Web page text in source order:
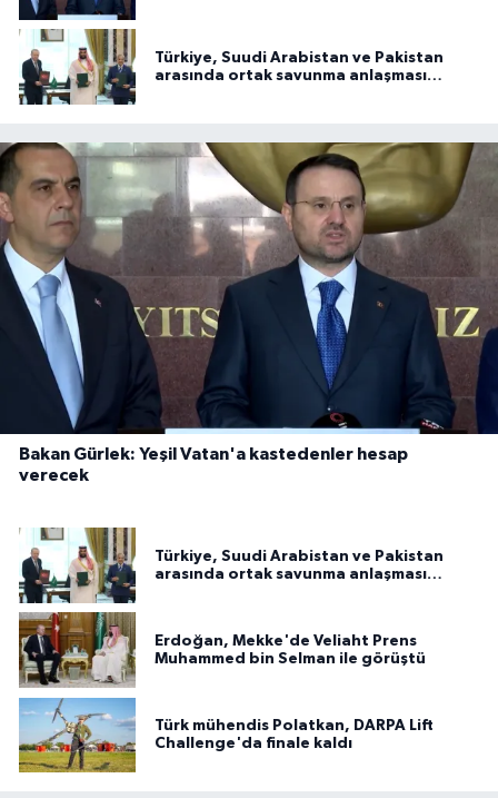
Türkiye, Suudi Arabistan ve Pakistan
arasında ortak savunma anlaşması
Bakan Gürlek: Yeşil Vatan'a kastedenler hesap
verecek
Türkiye, Suudi Arabistan ve Pakistan
arasında ortak savunma anlaşması
Erdoğan, Mekke'de Veliaht Prens
Muhammed bin Selman ile görüştü
Türk mühendis Polatkan, DARPA Lift
Challenge'da finale kaldı